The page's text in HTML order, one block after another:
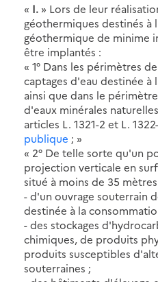
« I. » Lors de leur
géothermiques destinés
géothermique de minime
être implantés :
« 1° Dans les périmètres
captages d'eau destinée à
ainsi que dans le
d'eaux minérales
articles L. 1321-2 et L.
publique ; »
« 2° De telle sorte qu'un
projection verticale en
situé à moins de 35 mètres
- d'un ouvrage souterrain
destinée à la
- des stockages
chimiques, de produits
produits susceptibles
souterraines ;